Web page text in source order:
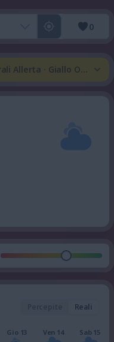
0
Allerta · Giallo Onda
Reali
Gio 13 Ven 14 Sab 15